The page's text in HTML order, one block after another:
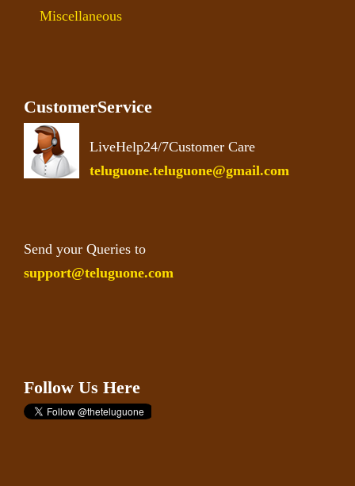
Miscellaneous
CustomerService
LiveHelp24/7Customer Care
teluguone.teluguone@gmail.com
Send your Queries to
support@teluguone.com
Follow Us Here